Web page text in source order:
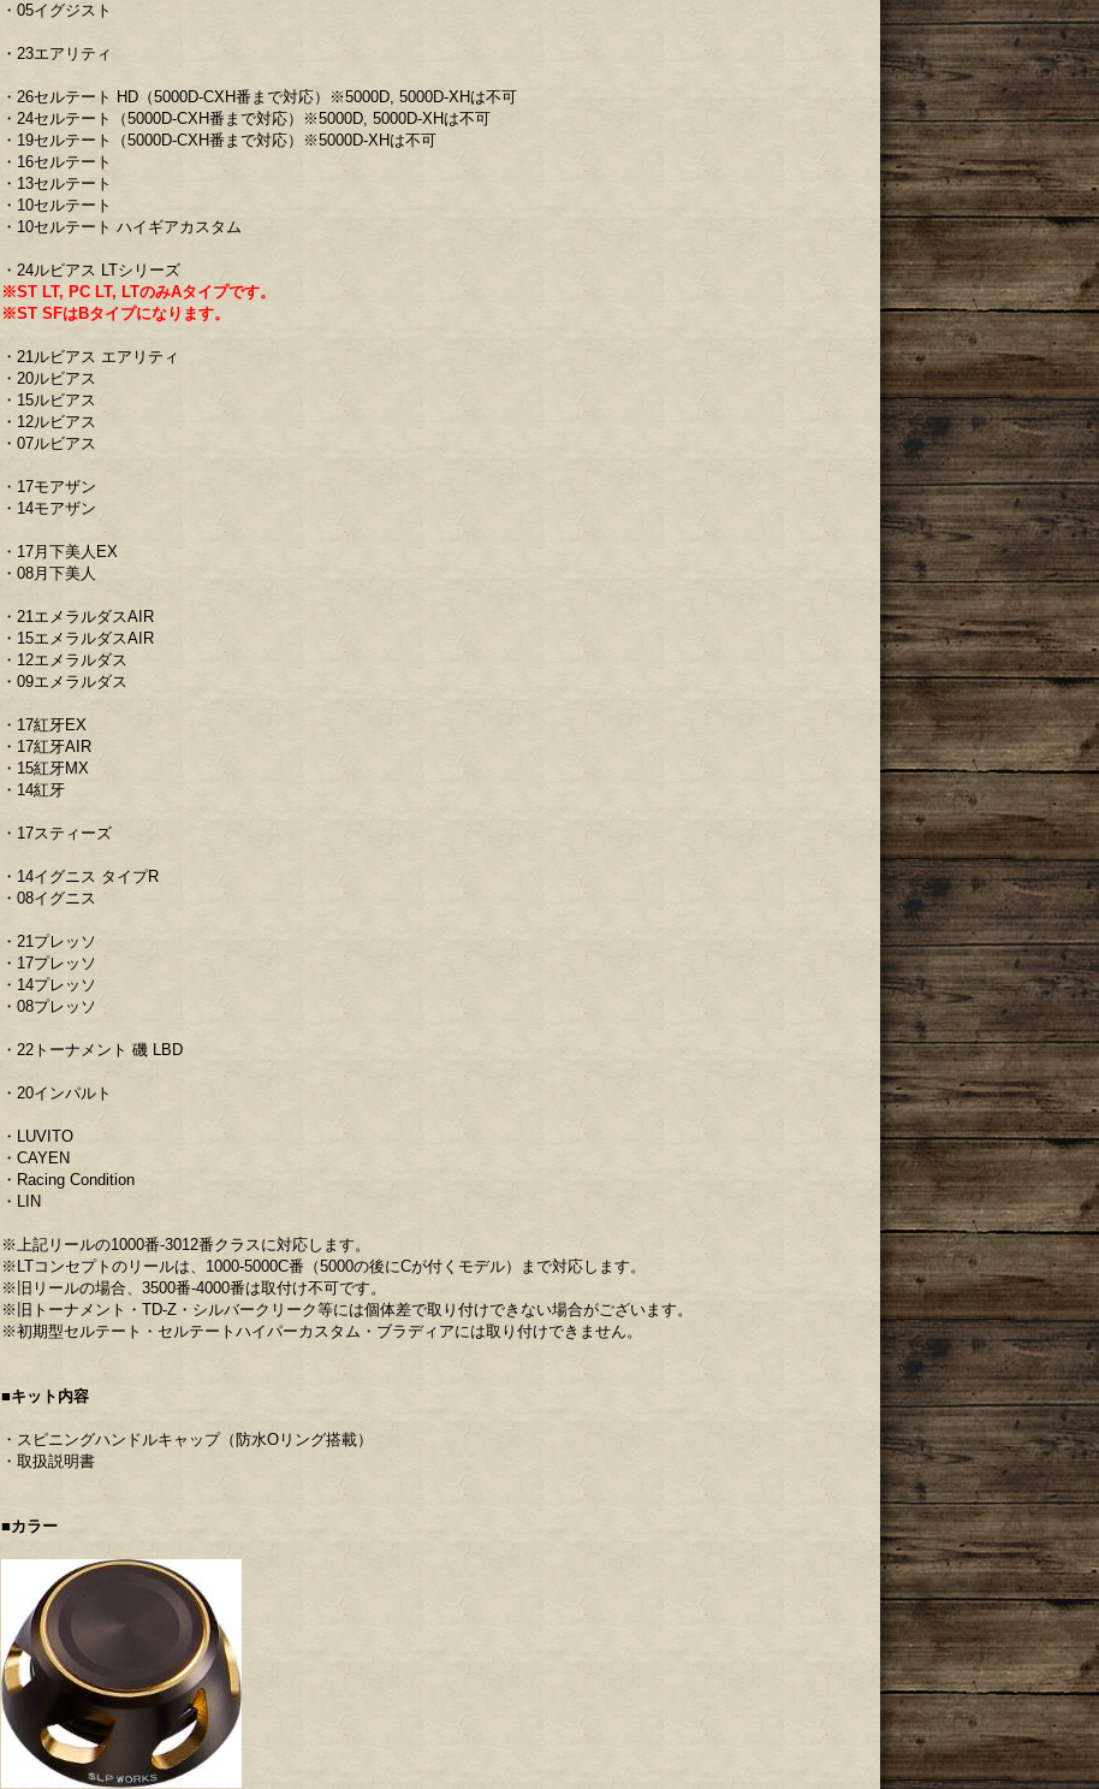
・05イグジスト
・23エアリティ
・26セルテート HD（5000D-CXH番まで対応）※5000D, 5000D-XHは不可
・24セルテート（5000D-CXH番まで対応）※5000D, 5000D-XHは不可
・19セルテート（5000D-CXH番まで対応）※5000D-XHは不可
・16セルテート
・13セルテート
・10セルテート
・10セルテート ハイギアカスタム
・24ルビアス LTシリーズ
※ST LT, PC LT, LTのみAタイプです。
※ST SFはBタイプになります。
・21ルビアス エアリティ
・20ルビアス
・15ルビアス
・12ルビアス
・07ルビアス
・17モアザン
・14モアザン
・17月下美人EX
・08月下美人
・21エメラルダスAIR
・15エメラルダスAIR
・12エメラルダス
・09エメラルダス
・17紅牙EX
・17紅牙AIR
・15紅牙MX
・14紅牙
・17スティーズ
・14イグニス タイプR
・08イグニス
・21プレッソ
・17プレッソ
・14プレッソ
・08プレッソ
・22トーナメント 磯 LBD
・20インパルト
・LUVITO
・CAYEN
・Racing Condition
・LIN
※上記リールの1000番-3012番クラスに対応します。
※LTコンセプトのリールは、1000-5000C番（5000の後にCが付くモデル）まで対応します。
※旧リールの場合、3500番-4000番は取付け不可です。
※旧トーナメント・TD-Z・シルバークリーク等には個体差で取り付けできない場合がございます。
※初期型セルテート・セルテートハイパーカスタム・ブラディアには取り付けできません。
■キット内容
・スピニングハンドルキャップ（防水Oリング搭載）
・取扱説明書
■カラー